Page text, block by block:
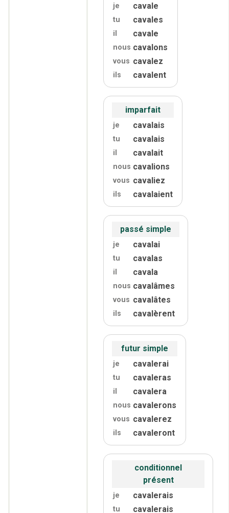
je cavale
tu cavales
il cavale
nous cavalons
vous cavalez
ils cavalent
imparfait
je cavalais
tu cavalais
il cavalait
nous cavalions
vous cavaliez
ils cavalaient
passé simple
je cavalai
tu cavalas
il cavala
nous cavalâmes
vous cavalâtes
ils cavalèrent
futur simple
je cavalerai
tu cavaleras
il cavalera
nous cavalerons
vous cavalerez
ils cavaleront
conditionnel
présent
je cavalerais
tu cavalerais